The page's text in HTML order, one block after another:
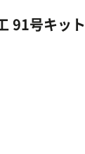
91号キット